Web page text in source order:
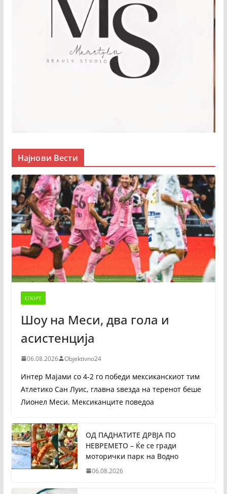
Најнови Вести
СПОРТ
Шоу на Меси, два гола и
асистенција
06.08.2026 Objektivno24
Интер Мајами со 4-2 го победи мексиканскиот тим
Атлетико Сан Луис, главна ѕвезда на теренот беше
Лионел Меси. Мексиканците поведоа
ОД ПАДНАТИТЕ ДРВЈА ПО
НЕВРЕМЕТО – Ќе се гради
моторички парк на Водно
06.08.2026